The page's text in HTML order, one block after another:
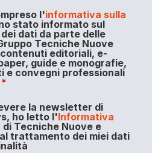
l'informativa sulla
stato informato sul
dati da parte delle
Tecniche Nuove
editoriali, e-
guide e monografie,
e convegni professionali
*
la newsletter di
ho letto l'Informativa
di Tecniche Nuove e
trattamento dei miei dati